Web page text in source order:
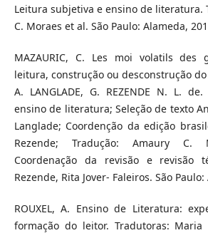
Leitura subjetiva e ensino de literatura.
C. Moraes et al. São Paulo: Alameda,
MAZAURIC, C. Les moi volatils des
leitura, construção ou desconstrução do
A. LANGLADE, G. REZENDE N. L.
ensino de literatura; Seleção de texto
Langlade; Coordenção da edição
Rezende; Tradução: Amaury
Coordenação da revisão e revisão
Rezende, Rita Jover- Faleiros. São
ROUXEL, A. Ensino de Literatura:
formação do leitor. Tradutoras: Maria